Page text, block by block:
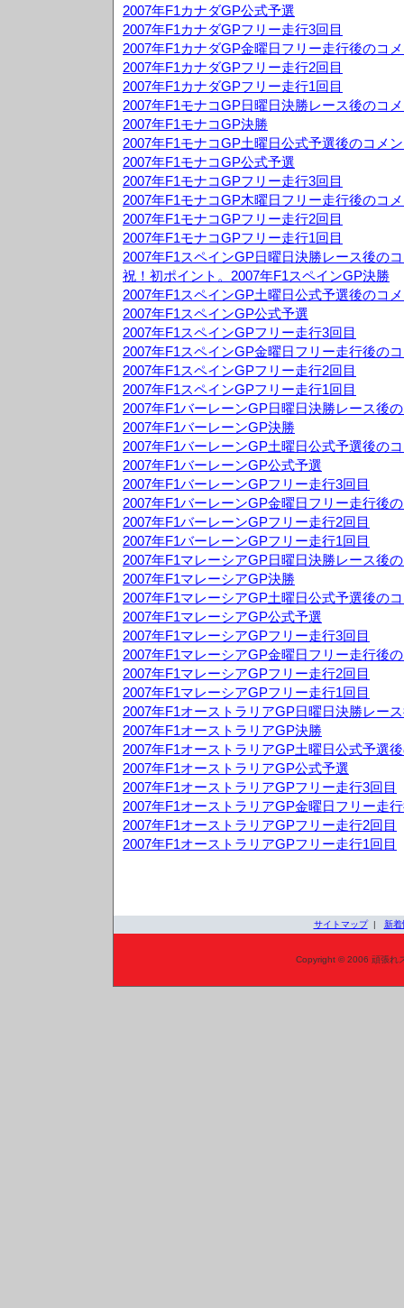
2007年F1カナダGP公式予選
2007年F1カナダGPフリー走行3回目
2007年F1カナダGP金曜日フリー走行後のコ
2007年F1カナダGPフリー走行2回目
2007年F1カナダGPフリー走行1回目
2007年F1モナコGP日曜日決勝レース後のコ
2007年F1モナコGP決勝
2007年F1モナコGP土曜日公式予選後のコメ
2007年F1モナコGP公式予選
2007年F1モナコGPフリー走行3回目
2007年F1モナコGP木曜日フリー走行後のコ
2007年F1モナコGPフリー走行2回目
2007年F1モナコGPフリー走行1回目
2007年F1スペインGP日曜日決勝レース後の
祝！初ポイント。2007年F1スペインGP決勝
2007年F1スペインGP土曜日公式予選後のコ
2007年F1スペインGP公式予選
2007年F1スペインGPフリー走行3回目
2007年F1スペインGP金曜日フリー走行後の
2007年F1スペインGPフリー走行2回目
2007年F1スペインGPフリー走行1回目
2007年F1バーレーンGP日曜日決勝レース後
2007年F1バーレーンGP決勝
2007年F1バーレーンGP土曜日公式予選後の
2007年F1バーレーンGP公式予選
2007年F1バーレーンGPフリー走行3回目
2007年F1バーレーンGP金曜日フリー走行後
2007年F1バーレーンGPフリー走行2回目
2007年F1バーレーンGPフリー走行1回目
2007年F1マレーシアGP日曜日決勝レース後
2007年F1マレーシアGP決勝
2007年F1マレーシアGP土曜日公式予選後の
2007年F1マレーシアGP公式予選
2007年F1マレーシアGPフリー走行3回目
2007年F1マレーシアGP金曜日フリー走行後
2007年F1マレーシアGPフリー走行2回目
2007年F1マレーシアGPフリー走行1回目
2007年F1オーストラリアGP日曜日決勝レー
2007年F1オーストラリアGP決勝
2007年F1オーストラリアGP土曜日公式予選
2007年F1オーストラリアGP公式予選
2007年F1オーストラリアGPフリー走行3回目
2007年F1オーストラリアGP金曜日フリー走
2007年F1オーストラリアGPフリー走行2回目
2007年F1オーストラリアGPフリー走行1回目
サイトマップ| 新着
Copyright © 2006 頑張れ